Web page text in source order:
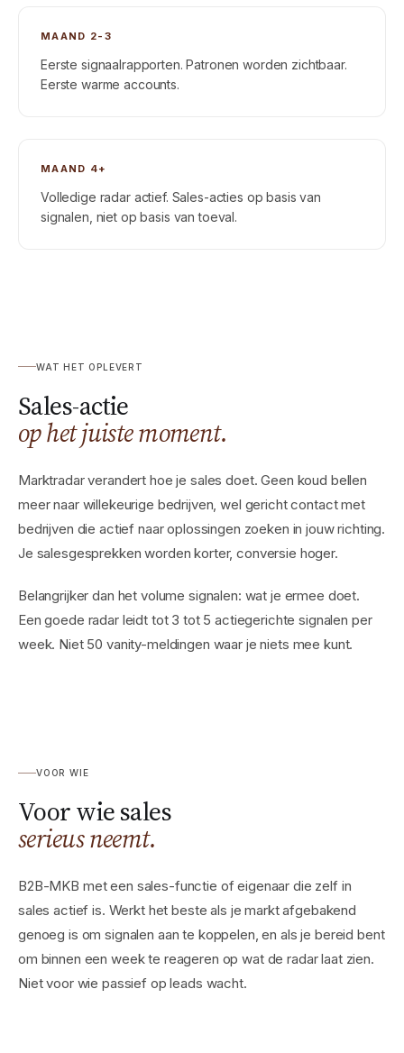
MAAND 2-3
Eerste signaalrapporten. Patronen worden zichtbaar.
Eerste warme accounts.
MAAND 4+
Volledige radar actief. Sales-acties op basis van
signalen, niet op basis van toeval.
WAT HET OPLEVERT
Sales-actie
op het juiste moment.
Marktradar verandert hoe je sales doet. Geen koud bellen
meer naar willekeurige bedrijven, wel gericht contact met
bedrijven die actief naar oplossingen zoeken in jouw richting.
Je salesgesprekken worden korter, conversie hoger.
Belangrijker dan het volume signalen: wat je ermee doet.
Een goede radar leidt tot 3 tot 5 actiegerichte signalen per
week. Niet 50 vanity-meldingen waar je niets mee kunt.
VOOR WIE
Voor wie sales
serieus neemt.
B2B-MKB met een sales-functie of eigenaar die zelf in
sales actief is. Werkt het beste als je markt afgebakend
genoeg is om signalen aan te koppelen, en als je bereid bent
om binnen een week te reageren op wat de radar laat zien.
Niet voor wie passief op leads wacht.